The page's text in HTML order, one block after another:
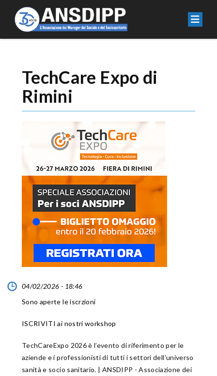
TechCare Expo di
Rimini
04/02/2026 - 18:46
Sono aperte le iscrzioni
ISCRIVITI ai nostri workshop
TechCareExpo 2026 è l’evento di riferimento per le
aziende e i professionisti di tutti i settori dell’universo
sanità e socio sanitario. | ANSDIPP - Associazione dei